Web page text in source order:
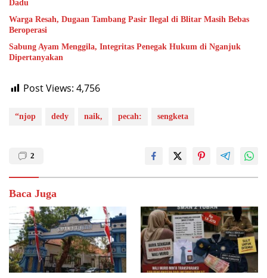
Dadu
Warga Resah, Dugaan Tambang Pasir Ilegal di Blitar Masih Bebas
Beroperasi
Sabung Ayam Menggila, Integritas Penegak Hukum di Nganjuk
Dipertanyakan
Post Views: 4,756
“njop dedy naik, pecah: sengketa
2
Baca Juga